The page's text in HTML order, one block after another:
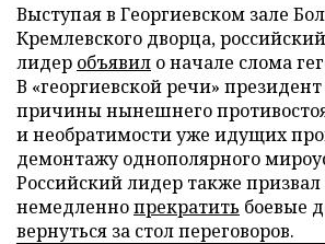
Выступая в Георгиевском зале
Кремлевского дворца, российский
лидер объявил о начале слома
В «георгиевской речи»
причины нынешнего
и необратимости уже идущих
демонтажу однополярного
Российский лидер также призвал
немедленнопрекратить боевые
вернуться за стол переговоров.